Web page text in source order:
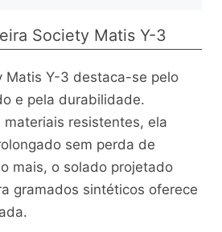
Society Matis Y-3
Matis Y-3 destaca-se pelo
e pela durabilidade.
materiais resistentes, ela
sem perda de
mais, o solado projetado
gramados sintéticos oferece